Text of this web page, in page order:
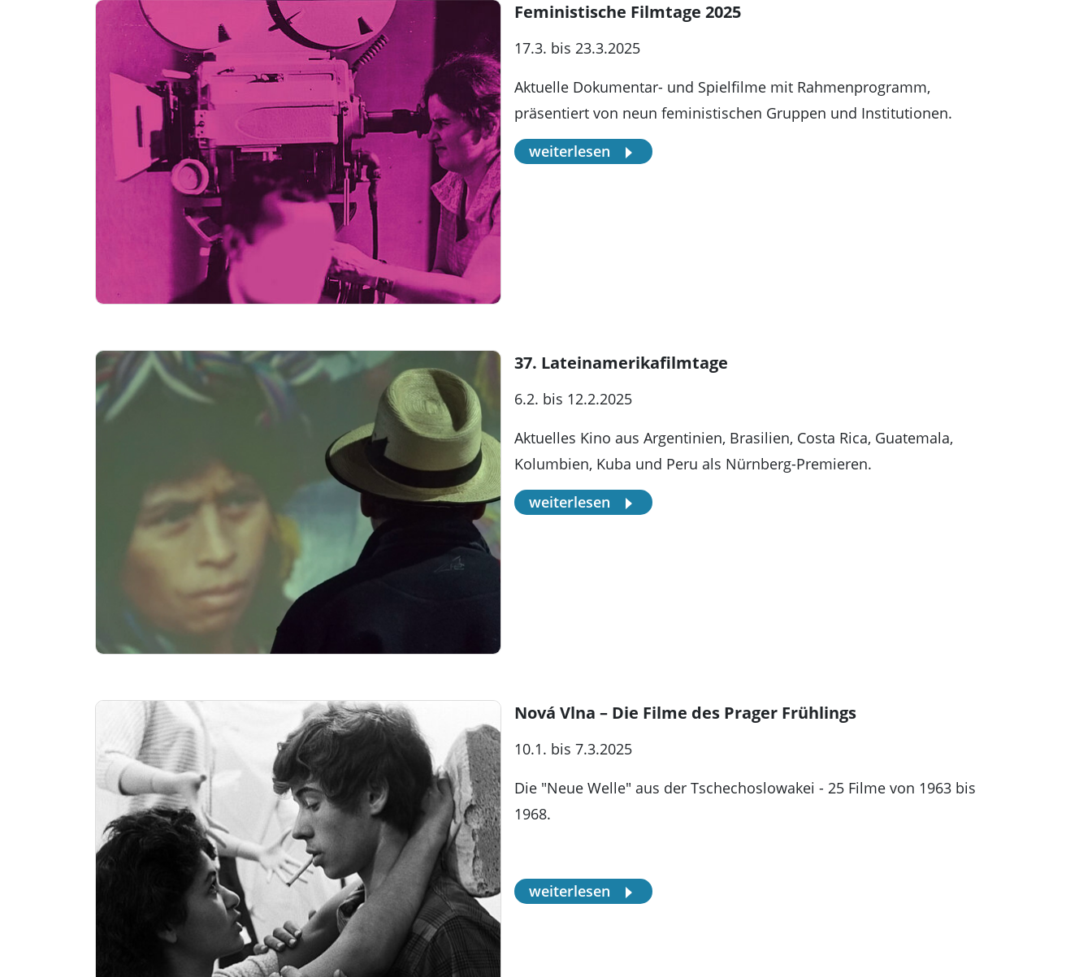
Feministische Filmtage 2025
17.3. bis 23.3.2025
Aktuelle Dokumentar- und Spielfilme mit Rahmenprogramm,
präsentiert von neun feministischen Gruppen und Institutionen.
weiterlesen
37. Lateinamerikafilmtage
6.2. bis 12.2.2025
Aktuelles Kino aus Argentinien, Brasilien, Costa Rica, Guatemala,
Kolumbien, Kuba und Peru als Nürnberg-Premieren.
weiterlesen
Nová Vlna – Die Filme des Prager Frühlings
10.1. bis 7.3.2025
Die "Neue Welle" aus der Tschechoslowakei - 25 Filme von 1963 bis
1968.
weiterlesen